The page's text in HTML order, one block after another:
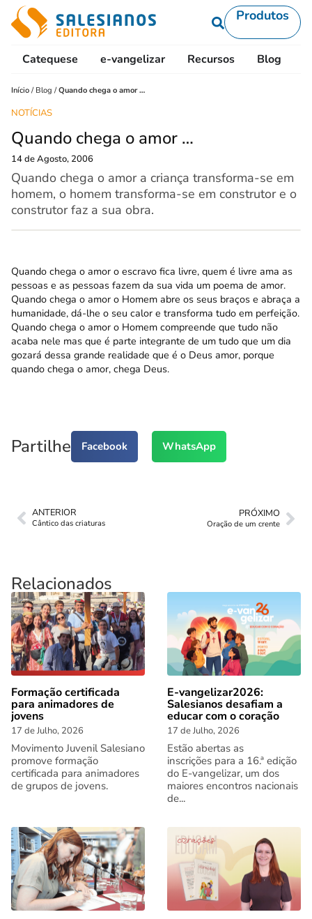
Produtos
Catequese e-vangelizar Recursos Blog
Início / Blog /Quando chega o amor …
NOTÍCIAS
Quando chega o amor …
14 de Agosto, 2006
Quando chega o amor a criança transforma-se em
homem, o homem transforma-se em construtor e o
construtor faz a sua obra.
Quando chega o amor o escravo fica livre, quem é livre ama as
pessoas e as pessoas fazem da sua vida um poema de amor.
Quando chega o amor o Homem abre os seus braços e abraça a
humanidade, dá-lhe o seu calor e transforma tudo em perfeição.
Quando chega o amor o Homem compreende que tudo não
acaba nele mas que é parte integrante de um tudo que um dia
gozará dessa grande realidade que é o Deus amor, porque
quando chega o amor, chega Deus.
Partilhe Facebook WhatsApp
ANTERIOR
Cântico das criaturas
PRÓXIMO
Oração de um crente
Relacionados
Formação certificada
para animadores de
jovens
17 de Julho, 2026
Movimento Juvenil Salesiano
promove formação
certificada para animadores
de grupos de jovens.
E-vangelizar2026:
Salesianos desafiam a
educar com o coração
17 de Julho, 2026
Estão abertas as
inscrições para a 16.ª edição
do E-vangelizar, um dos
maiores encontros nacionais
de...